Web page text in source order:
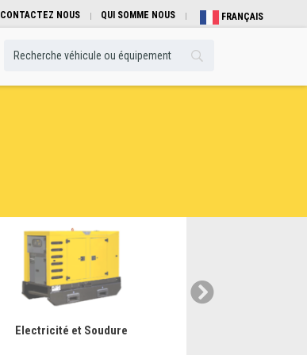
CONTACTEZ NOUS QUI SOMME NOUS FRANÇAIS
Electricité et Soudure